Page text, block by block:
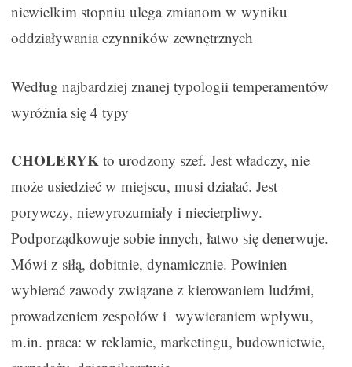
niewielkim stopniu ulega zmianom w wyniku
oddziaływania czynników zewnętrznych
Według najbardziej znanej typologii temperamentów
wyróżnia się 4 typy
CHOLERYK to urodzony szef. Jest władczy, nie
może usiedzieć w miejscu, musi działać. Jest
porywczy, niewyrozumiały i niecierpliwy.
Podporządkowuje sobie innych, łatwo się denerwuje.
Mówi z siłą, dobitnie, dynamicznie. Powinien
wybierać zawody związane z kierowaniem ludźmi,
prowadzeniem zespołów i wywieraniem wpływu,
m.in. praca: w reklamie, marketingu, budownictwie,